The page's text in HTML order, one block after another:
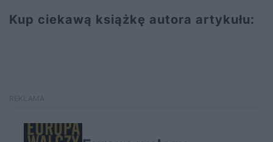
Kup ciekawą książkę autora artykułu: